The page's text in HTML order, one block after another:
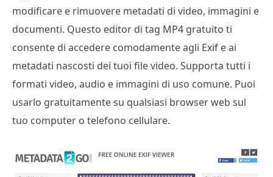
modificare e rimuovere metadati di video, immagini e
documenti. Questo editor di tag MP4 gratuito ti
consente di accedere comodamente agli Exif e ai
metadati nascosti dei tuoi file video. Supporta tutti i
formati video, audio e immagini di uso comune. Puoi
usarlo gratuitamente su qualsiasi browser web sul
tuo computer o telefono cellulare.